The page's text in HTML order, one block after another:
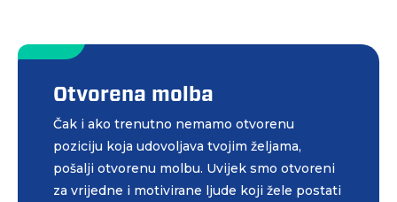
Otvorena molba
Čak i ako trenutno nemamo otvorenu
poziciju koja udovoljava tvojim željama,
pošalji otvorenu molbu. Uvijek smo otvoreni
za vrijedne i motivirane ljude koji žele postati